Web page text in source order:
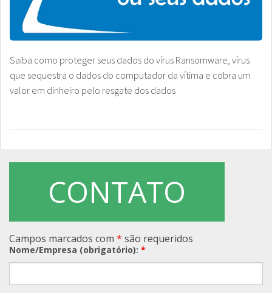
Saiba como proteger seus dados do vírus Ransomware, vírus
que sequestra o dados do computador da vítima e cobra um
valor em dinheiro pelo resgate dos dados
CONTATO
Campos marcados com * são requeridos
Nome/Empresa (obrigatório): *